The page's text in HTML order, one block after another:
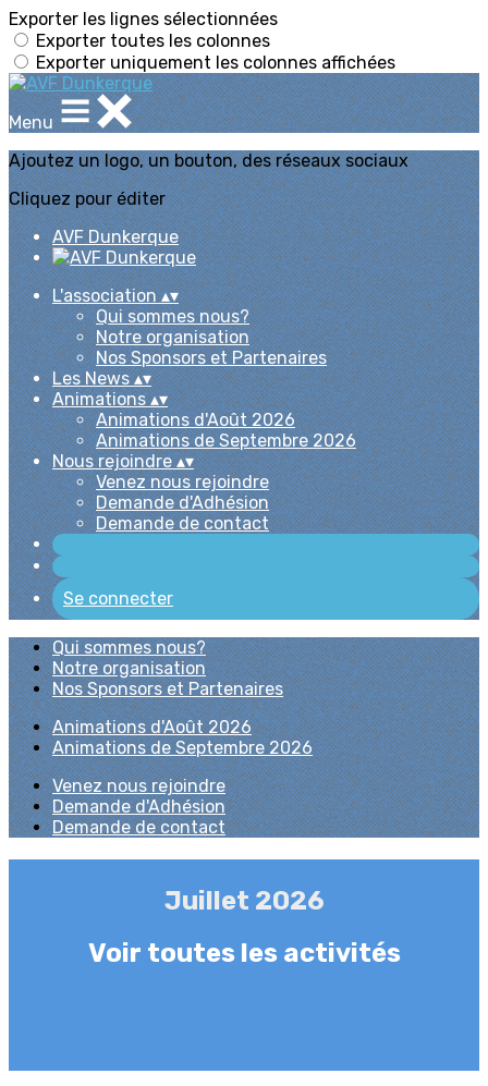
Exporter les lignes sélectionnées
Exporter toutes les colonnes
Exporter uniquement les colonnes affichées
Menu
Ajoutez un logo, un bouton, des réseaux sociaux
Cliquez pour éditer
AVF Dunkerque
L'association▴▾
Qui sommes nous?
Notre organisation
Nos Sponsors et Partenaires
Les News▴▾
Animations▴▾
Animations d'Août 2026
Animations de Septembre 2026
Nous rejoindre▴▾
Venez nous rejoindre
Demande d'Adhésion
Demande de contact
Se connecter
Qui sommes nous?
Notre organisation
Nos Sponsors et Partenaires
Animations d'Août 2026
Animations de Septembre 2026
Venez nous rejoindre
Demande d'Adhésion
Demande de contact
Juillet 2026
Voir toutes les activités